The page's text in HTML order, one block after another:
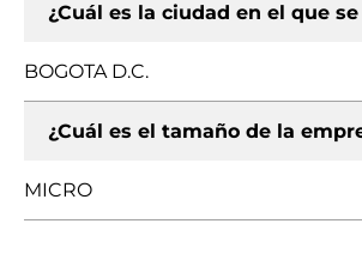
¿Cuál es la ciudad en el que
BOGOTA D.C.
¿Cuál es el tamaño de la
MICRO